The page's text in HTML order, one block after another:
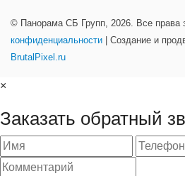
© Панорама СБ Групп, 2026. Все
конфиденциальности | Создание и
BrutalPixel.ru
×
Заказать обратный